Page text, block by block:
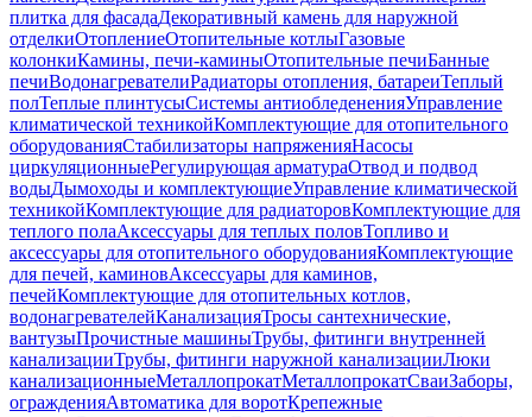
плитка для фасадаДекоративный камень для наружной
отделкиОтоплениеОтопительные котлыГазовые
колонкиКамины, печи-каминыОтопительные печиБанные
печиВодонагревателиРадиаторы отопления, батареиТеплый
полТеплые плинтусыСистемы антиобледененияУправление
климатической техникойКомплектующие для отопительного
оборудованияСтабилизаторы напряженияНасосы
циркуляционныеРегулирующая арматураОтвод и подвод
водыДымоходы и комплектующиеУправление климатической
техникойКомплектующие для радиаторовКомплектующие для
теплого полаАксессуары для теплых половТопливо и
аксессуары для отопительного оборудованияКомплектующие
для печей, каминовАксессуары для каминов,
печейКомплектующие для отопительных котлов,
водонагревателейКанализацияТросы сантехнические,
вантузыПрочистные машиныТрубы, фитинги внутренней
канализацииТрубы, фитинги наружной канализацииЛюки
канализационныеМеталлопрокатМеталлопрокатСваиЗаборы,
огражденияАвтоматика для воротКрепежные